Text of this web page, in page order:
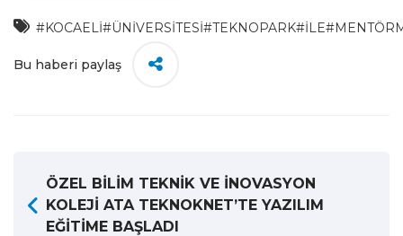
#KOCAELİ#ÜNİVERSİTESİ#TEKNOPARK#İLE
Bu haberi paylaş
ÖZEL BİLİM TEKNİK VE İNOVASYON
KOLEJİ ATA TEKNOKNET’TE YAZILIM
EĞİTİME BAŞLADI